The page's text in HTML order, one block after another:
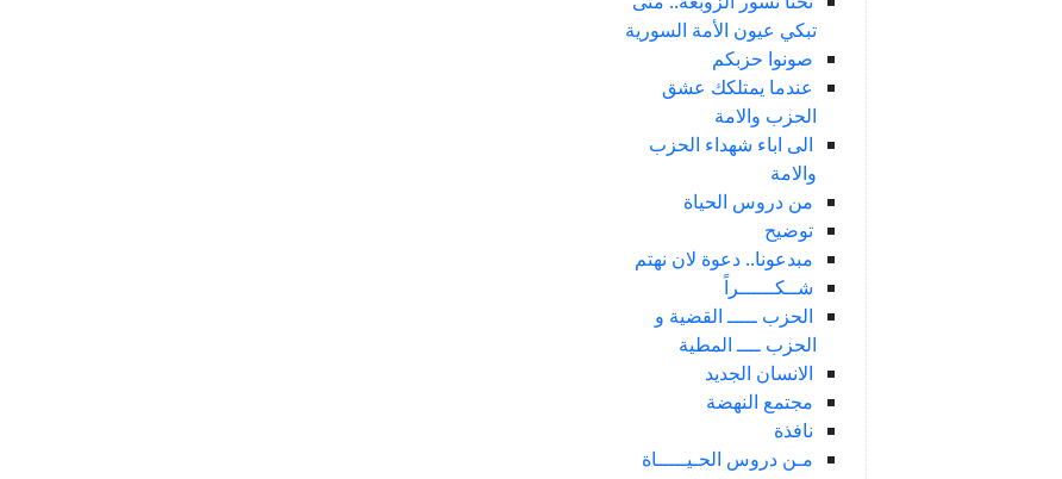
تبكي عيون الأمة السورية
صونوا حزبكم
عندما يمتلكك عشق
الحزب والامة
الى اباء شهداء الحزب
والامة
من دروس الحياة
توضيح
مبدعونا.. دعوة لان نهتم
شــكــــــراً
الحزب ـــــ القضية و
الحزب ــــ المطية
الانسان الجديد
مجتمع النهضة
نافذة
مـن دروس الحـيـــــاة